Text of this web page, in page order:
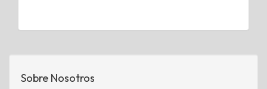
Sobre Nosotros